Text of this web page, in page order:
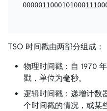
TSO 时间戳由两部分组成：
物理时间戳：自 1970
戳，单位为毫秒。
逻辑时间戳：递增计数
个时间戳的情况，或某